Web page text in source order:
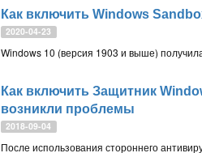
Как включить Windows
2020-04-23
Как включить Защитник
возникли проблемы
2018-09-04